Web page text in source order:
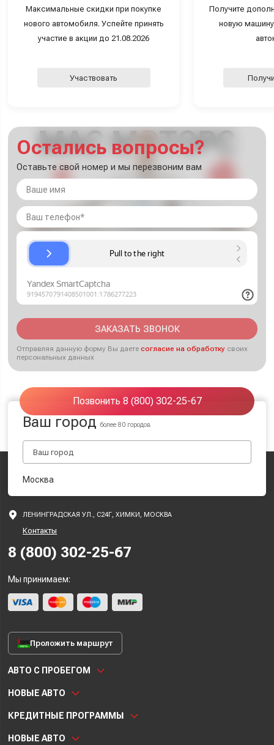
Максимальные скидки при покупке
нового автомобиля. Успейте принять
участие в акции до 21.08.2026
Участвовать
Получите
новую
Остались вопросы?
Оставьте свой номер и мы перезвоним вам
ЗАКАЗАТЬ ЗВОНОК
Отправляя данную форму Вы даетесогласие на обработку своих
персональных данных
Позвонить 8 (800) 302-25-67
Ваш городболее 80 городов
Москва
ЛЕНИНГРАДСКАЯ УЛ., С24Г, ХИМКИ, МОСКВА
Контакты
8 (800) 302-25-67
Мы принимаем:
Проложить маршрут
АВТО С ПРОБЕГОМ
НОВЫЕ АВТО
КРЕДИТНЫЕ ПРОГРАММЫ
НОВЫЕ АВТО